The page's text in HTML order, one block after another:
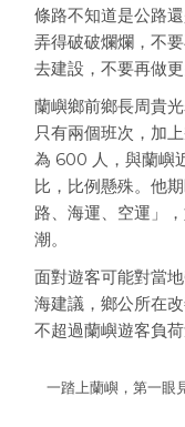
條路不知道是公路
弄得破破爛爛，不
去建設，不要再做
蘭嶼鄉前鄉長周貴
只有兩個班次，加
為 600 人，與蘭嶼
比，比例懸殊。他
路、海運、空運」
潮。
面對遊客可能對當
海建議，鄉公所在
不超過蘭嶼遊客負
一踏上蘭嶼，第一眼